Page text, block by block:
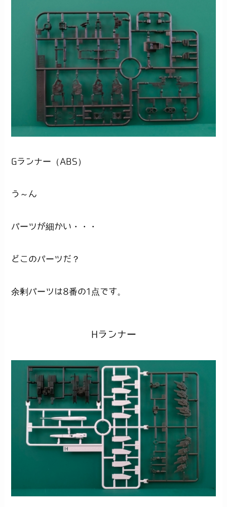
Gランナー（ABS）
う～ん
パーツが細かい・・・
どこのパーツだ？
余剰パーツは8番の1点です。
Hランナー